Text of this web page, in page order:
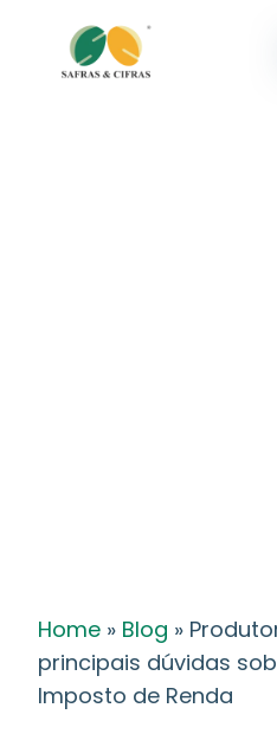
Home » Blog »
principais dúvidas
Imposto de Renda